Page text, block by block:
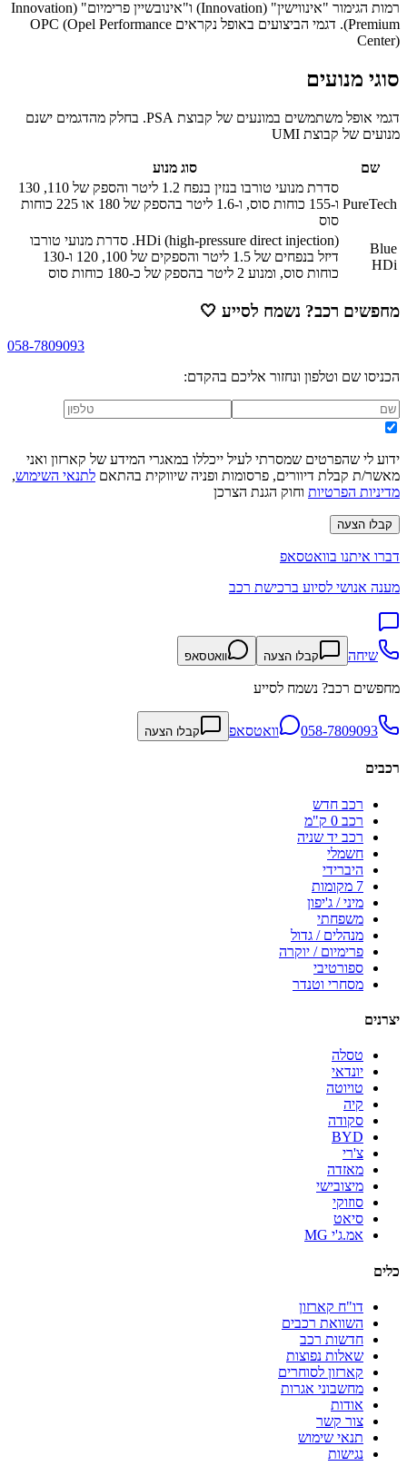
רמות הגימור "אינווישין" (Innovation) ו"אינובשיין פרימיום" (Innovation
Premium). דגמי הביצועים באופל נקראים OPC (Opel Performance
Center)
סוגי מנועים
דגמי אופל משתמשים במונעים של קבוצת PSA. בחלק מהדגמים ישנם
מנועים של קבוצת UMI
שם סוג מנוע
PureTech
סדרת מנועי טורבו בנזין בנפח 1.2 ליטר והספק של 110, 130
ו-155 כוחות סוס, ו-1.6 ליטר בהספק של 180 או 225 כוחות
סוס
Blue
HDi
HDi (high-pressure direct injection). סדרת מנועי טורבו
דיזל בנפחים של 1.5 ליטר והספקים של 100, 120 ו-130
כוחות סוס, ומנוע 2 ליטר בהספק של כ-180 כוחות סוס
מחפשים רכב? נשמח לסייע 🤍
058-7809093
הכניסו שם וטלפון ונחזור אליכם בהקדם:
ידוע לי שהפרטים שמסרתי לעיל ייכללו במאגרי המידע של קארזון ואני
מאשר/ת קבלת דיוורים, פרסומות ופניה שיווקית בהתאם לתנאי השימוש,
מדיניות הפרטיות וחוק הגנת הצרכן
קבלו הצעה
דברו איתנו בוואטסאפ
מענה אנושי לסיוע ברכישת רכב
שיחה קבלו הצעה וואטסאפ
מחפשים רכב? נשמח לסייע
058-7809093 וואטסאפ קבלו הצעה
רכבים
רכב חדש
רכב 0 ק"מ
רכב יד שניה
חשמלי
היברידי
7 מקומות
מיני / ג'יפון
משפחתי
מנהלים / גדול
פרימיום / יוקרה
ספורטיבי
מסחרי וטנדר
יצרנים
טסלה
יונדאי
טויוטה
קיה
סקודה
BYD
צ'רי
מאזדה
מיצובישי
סוזוקי
סיאט
אמ.ג'י MG
כלים
דו"ח קארזון
השוואת רכבים
חדשות רכב
שאלות נפוצות
קארזון לסוחרים
מחשבוני אגרות
אודות
צור קשר
תנאי שימוש
נגישות